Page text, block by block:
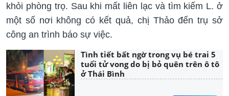
khỏi phòng trọ. Sau khi mất liên lạc và tìm kiếm L. ở
một số nơi không có kết quả, chị Thảo đến trụ sở
công an trình báo sự việc.
Tình tiết bất ngờ trong vụ bé trai 5
tuổi tử vong do bị bỏ quên trên ô tô
ở Thái Bình